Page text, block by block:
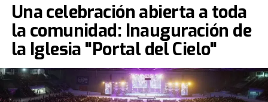
Una celebración abierta a toda
la comunidad: Inauguración de
la Iglesia "Portal del Cielo"